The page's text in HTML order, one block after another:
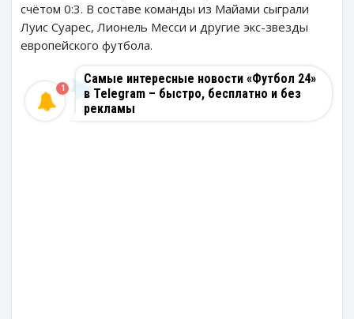
счётом 0:3. В составе команды из Майами сыграли
Луис Суарес, Лионель Месси и другие экс-звезды
европейского футбола.
Самые интересные новости «Футбол 24»
в Telegram – быстро, бесплатно и без
рекламы
1